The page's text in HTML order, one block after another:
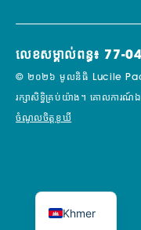
លេខសម្គាល់ពន្ធ៖ 77-
© ២០២៦ មូលនិធិ Lucile
រក្សាសិទ្ធិគ្រប់យ៉ាង។ គោលការណ៍
ចំណូលចិត្តខូឃី
Khmer